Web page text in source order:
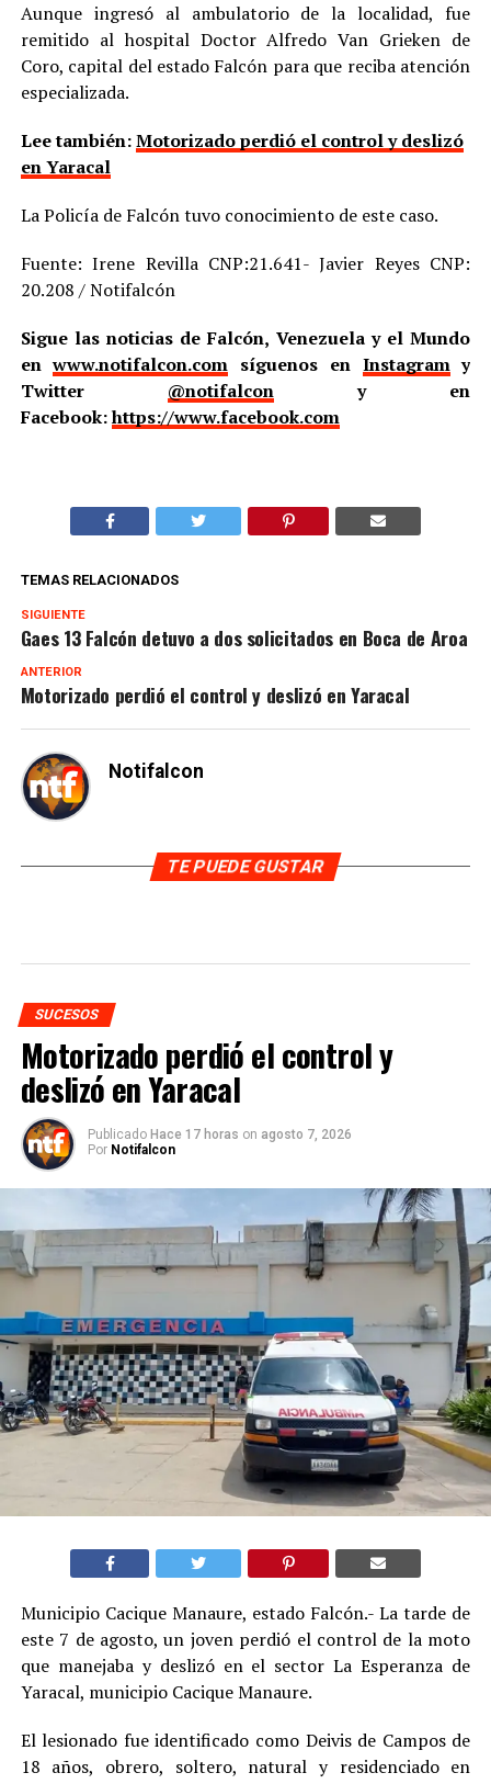
Aunque ingresó al ambulatorio de la localidad, fue
remitido al hospital Doctor Alfredo Van Grieken de
Coro, capital del estado Falcón para que reciba atención
especializada.
Lee también:Motorizado perdió el control y deslizó
en Yaracal
La Policía de Falcón tuvo conocimiento de este caso.
Fuente: Irene Revilla CNP:21.641- Javier Reyes CNP:
20.208 / Notifalcón
Sigue las noticias de Falcón, Venezuela y el Mundo
enwww.notifalcon.com síguenos en Instagramy
Twitter @notifalcony en
Facebook:https://www.facebook.com
TEMAS RELACIONADOS
SIGUIENTE
Gaes 13 Falcón detuvo a dos solicitados en Boca de Aroa
ANTERIOR
Motorizado perdió el control y deslizó en Yaracal
Notifalcon
TE PUEDE GUSTAR
SUCESOS
Motorizado perdió el control y
deslizó en Yaracal
Publicado Hace 17 horas on agosto 7, 2026
Por Notifalcon
Municipio Cacique Manaure, estado Falcón.- La tarde de
este 7 de agosto, un joven perdió el control de la moto
que manejaba y deslizó en el sector La Esperanza de
Yaracal, municipio Cacique Manaure.
El lesionado fue identificado como Deivis de Campos de
18 años, obrero, soltero, natural y residenciado en